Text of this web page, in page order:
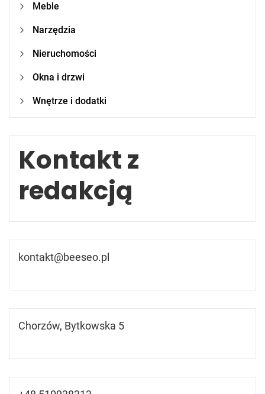
Meble
Narzędzia
Nieruchomości
Okna i drzwi
Wnętrze i dodatki
Kontakt z
redakcją
kontakt@beeseo.pl
Chorzów, Bytkowska 5